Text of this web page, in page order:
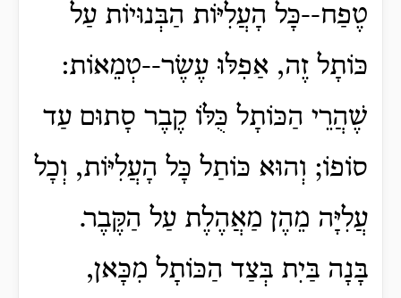
טֶפַח--כָּל הָעֲלִיּוֹת הַבְּנוּיוֹת עַל
כּוֹתָל זֶה, אַפִלּוּ עֶשֶׂר--טְמֵאוֹת:
שֶׁהֲרֵי הַכּוֹתָל כֻּלּוֹ קֶבֶר סָתוּם עַד
סוֹפוֹ; וְהוּא כּוֹתַל כָּל הָעֲלִיּוֹת, וְכָל
עֲלִיָּה מֵהֶן מַאֲהֶלֶת עַל הַקֶּבֶר.
בָּנָה בַּיִת בְּצַד הַכּוֹתָל מִכָּאן,